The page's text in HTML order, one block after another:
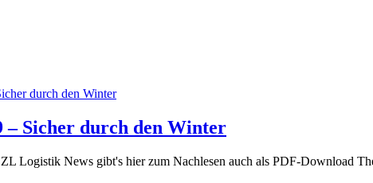
durch den Winter
– Sicher durch den Winter
Logistik News gibt's hier zum Nachlesen auch als PDF-Download